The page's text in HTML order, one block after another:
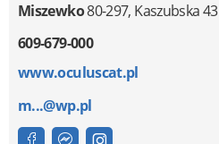
Miszewko80-297, Kaszubska 43
609-679-000
www.oculuscat.pl
m...@wp.pl